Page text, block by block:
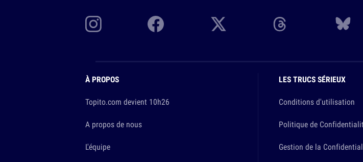
À PROPOS
Topito.com devient 10h26
A propos de nous
L'équipe
LES TRUCS SÉRIEUX
Conditions d'utilisation
Politique de
Gestion de la